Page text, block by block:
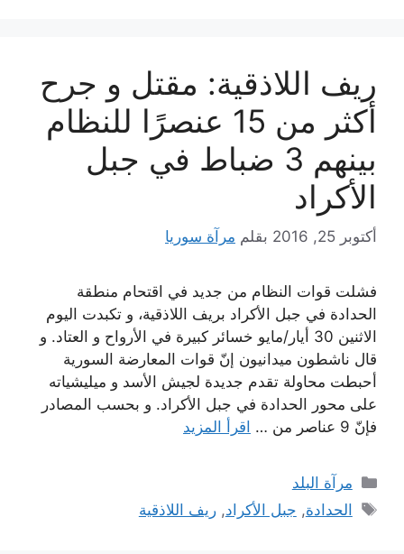
ريف اللاذقية: مقتل و جرح
أكثر من 15 عنصرًا للنظام
بينهم 3 ضباط في جبل
الأكراد
أكتوبر 25, 2016 بقلم مرآة سوريا
فشلت قوات النظام من جديد في اقتحام منطقة
الحدادة في جبل الأكراد بريف اللاذقية، و تكبدت اليوم
الاثنين 30 أيار/مايو خسائر كبيرة في الأرواح و العتاد. و
قال ناشطون ميدانيون إنّ قوات المعارضة السورية
أحبطت محاولة تقدم جديدة لجيش الأسد و ميليشياته
على محور الحدادة في جبل الأكراد. و بحسب المصادر
فإنّ 9 عناصر من …
اقرأ المزيد
التصنيفات
مرآة البلد
الوسوم
الحدادة, جبل الأكراد,ريف اللاذقية